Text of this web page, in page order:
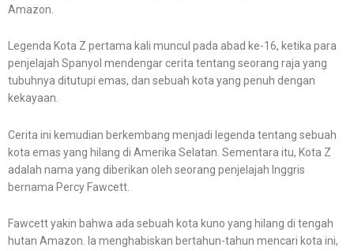
Amazon.
Legenda Kota Z pertama kali muncul pada abad ke-16, ketika para
penjelajah Spanyol mendengar cerita tentang seorang raja yang
tubuhnya ditutupi emas, dan sebuah kota yang penuh dengan
kekayaan.
Cerita ini kemudian berkembang menjadi legenda tentang sebuah
kota emas yang hilang di Amerika Selatan. Sementara itu, Kota Z
adalah nama yang diberikan oleh seorang penjelajah Inggris
bernama Percy Fawcett.
Fawcett yakin bahwa ada sebuah kota kuno yang hilang di tengah
hutan Amazon. Ia menghabiskan bertahun-tahun mencari kota ini,